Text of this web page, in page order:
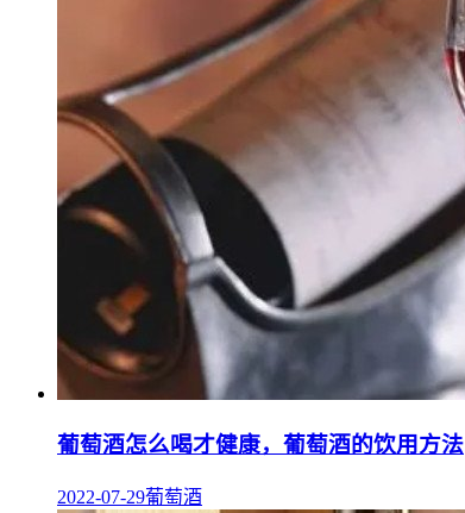
葡萄酒怎么喝才健康，葡萄酒的饮用方法
2022-07-29葡萄酒